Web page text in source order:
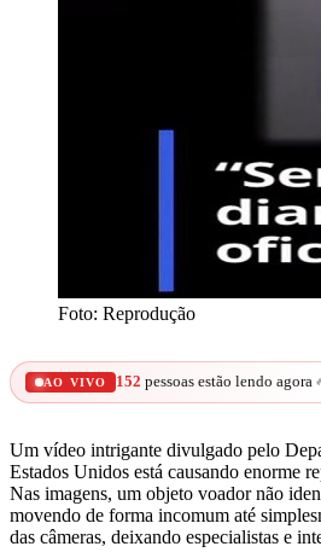
Foto: Reprodução
AO VIVO 152 pessoas estão lendo agora
Um vídeo intrigante divulgado pelo
Estados Unidos está causando enorme
Nas imagens, um objeto voador não
movendo de forma incomum até
das câmeras, deixando especialistas e